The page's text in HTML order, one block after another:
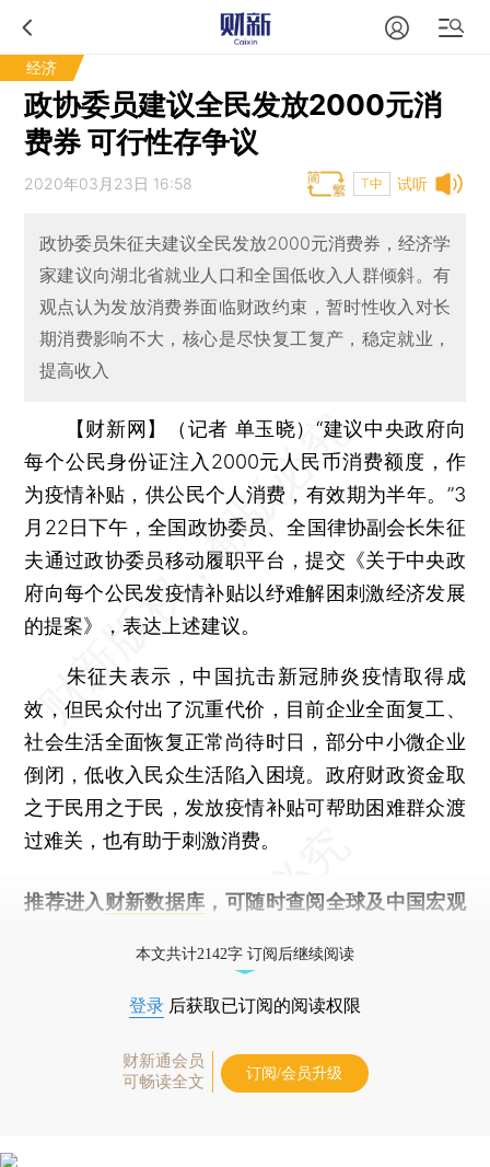
经济
政协委员建议全民发放2000元消
费券 可行性存争议
试听
2020年03月23日 16:58 T中
政协委员朱征夫建议全民发放2000元消费券，经济学
家建议向湖北省就业人口和全国低收入人群倾斜。有
观点认为发放消费券面临财政约束，暂时性收入对长
期消费影响不大，核心是尽快复工复产，稳定就业，
提高收入
【财新网】（记者 单玉晓）“建议中央政府向
每个公民身份证注入2000元人民币消费额度，作
为疫情补贴，供公民个人消费，有效期为半年。”3
月22日下午，全国政协委员、全国律协副会长朱征
夫通过政协委员移动履职平台，提交《关于中央政
府向每个公民发疫情补贴以纾难解困刺激经济发展
的提案》，表达上述建议。
朱征夫表示，中国抗击新冠肺炎疫情取得成
效，但民众付出了沉重代价，目前企业全面复工、
社会生活全面恢复正常尚待时日，部分中小微企业
倒闭，低收入民众生活陷入困境。政府财政资金取
之于民用之于民，发放疫情补贴可帮助困难群众渡
过难关，也有助于刺激消费。
推荐进入 财新数据库 ，可随时查阅全球及中国宏观
本文共计2142字 订阅后继续阅读
登录 后获取已订阅的阅读权限
财新通会员
可畅读全文
订阅/会员升级